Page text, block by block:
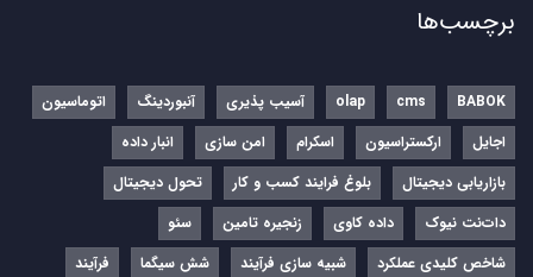
برچسب‌ها
BABOK
cms
olap آسیب پذیری آنبوردینگ
اتوماسیون
اجایل
ارکستراسیون اسکرام امن سازی
انبار داده
بازاریابی دیجیتال
بلوغ فرایند کسب و کار
تحول دیجیتال
دات‌نت نیوک
داده کاوی زنجیره تامین
سئو
شاخص کلیدی عملکرد
شبیه سازی فرآیند شش سیگما
فرآیند